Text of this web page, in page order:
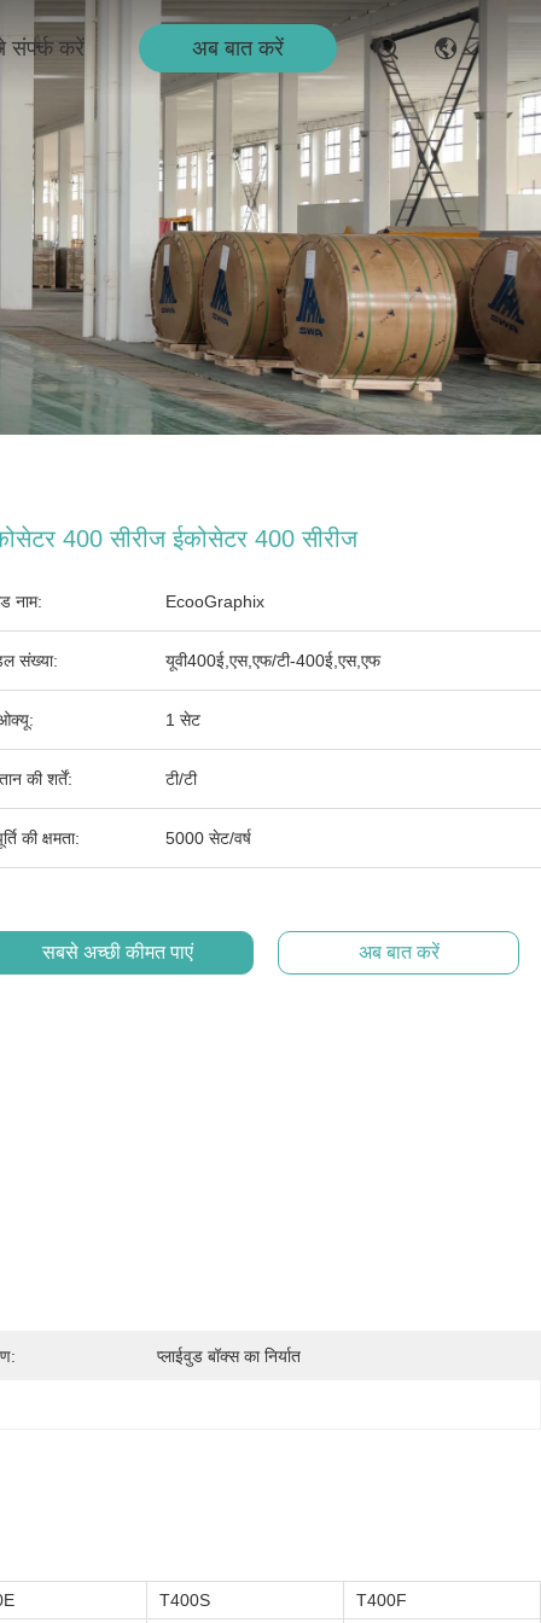
संपर्क करें अब बात करें
400 सीरीज ईकोसेटर 400 सीरीज
नाम: EcooGraphix
संख्या: यूवी400ई,एस,एफ/टी-400ई,एस,एफ
1 सेट
की शर्तें: टी/टी
की क्षमता: 5000 सेट/वर्ष
सबसे अच्छी कीमत पाएं अब बात करें
प्लाईवुड बॉक्स का निर्यात
T400S T400F